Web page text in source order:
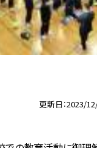
更新日 2023/